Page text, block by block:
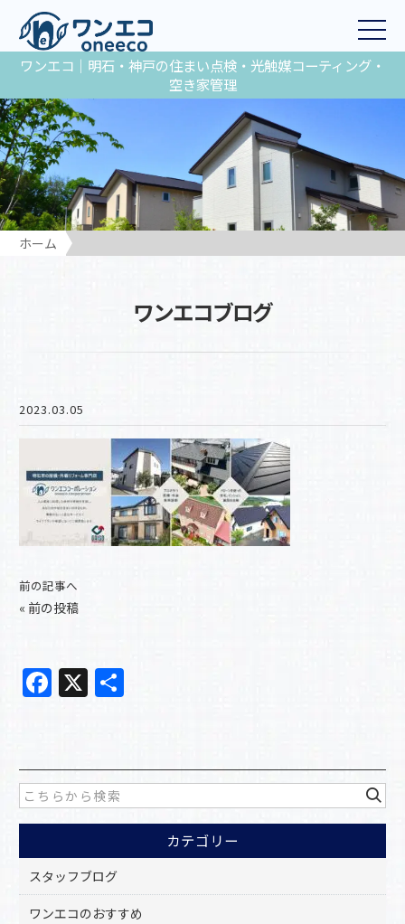
ワンエコ｜明石・神戸の住まい点検・光触媒コーティング・
空き家管理
ホーム
ワンエコブログ
2023.03.05
前の記事へ
« 前の投稿
F
a
e
b
o
o
k
X
カテゴリー
スタッフブログ
ワンエコのおすすめ